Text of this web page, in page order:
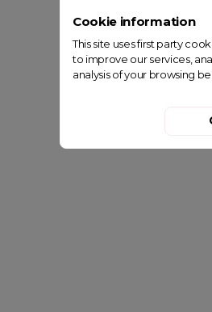
Cookie information
This site uses first party
to improve our services,
analysis of your browsing